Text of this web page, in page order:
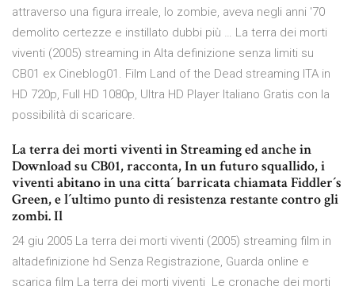
attraverso una figura irreale, lo zombie, aveva negli anni '70
demolito certezze e instillato dubbi più … La terra dei morti
viventi (2005) streaming in Alta definizione senza limiti su
CB01 ex Cineblog01. Film Land of the Dead streaming ITA in
HD 720p, Full HD 1080p, Ultra HD Player Italiano Gratis con la
possibilità di scaricare.
La terra dei morti viventi in Streaming ed anche in
Download su CB01, racconta, In un futuro squallido, i
viventi abitano in una citta´ barricata chiamata Fiddler´s
Green, e l´ultimo punto di resistenza restante contro gli
zombi. Il
24 giu 2005 La terra dei morti viventi (2005) streaming film in
altadefinizione hd Senza Registrazione, Guarda online e
scarica film La terra dei morti viventi Le cronache dei morti